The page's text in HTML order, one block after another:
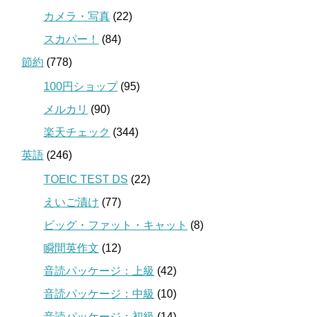
カメラ・写真 (22)
スカパー！
(84)
節約 (778)
100円ショップ(95)
メルカリ (90)
楽天チェック (344)
英語 (246)
TOEIC TEST DS (22)
えいご漬け (77)
ビッグ・ファット・キャット (8)
瞬間英作文 (12)
音読パッケージ：上級 (42)
音読パッケージ：中級 (10)